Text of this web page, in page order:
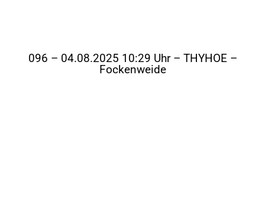
096 – 04.08.2025 10:29 Uhr – THYHOE –
Fockenweide